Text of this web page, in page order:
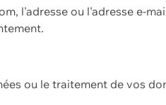
l'adresse ou l'adresse e-
ou le traitement de vos